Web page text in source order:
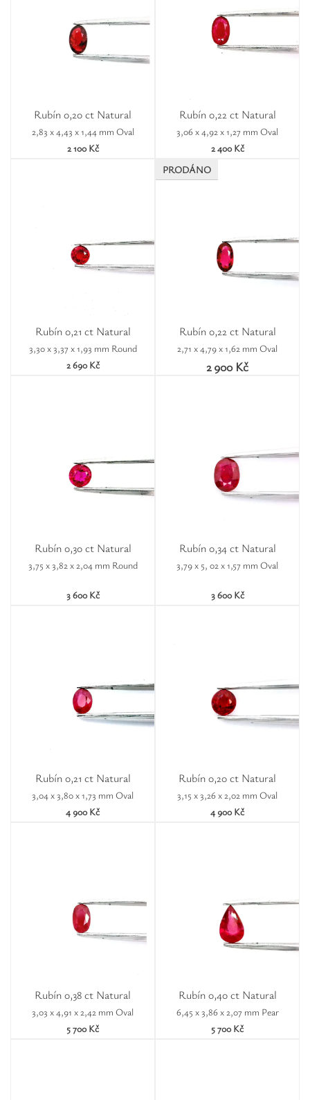
Rubín 0,20 ct Natural
2,83 x 4,43 x 1,44 mm Oval
2 100 Kč
Rubín 0,22 ct Natural
3,06 x 4,92 x 1,27 mm Oval
2 400 Kč
Rubín 0,21 ct Natural
3,30 x 3,37 x 1,93 mm Round
2 690 Kč
Rubín 0,22 ct Natural
2,71 x 4,79 x 1,62 mm Oval
PRODÁNO
2 900 Kč
Rubín 0,30 ct Natural
3,75 x 3,82 x 2,04 mm Round
3 600 Kč
Rubín 0,34 ct Natural
3,79 x 5, 02 x 1,57 mm Oval
3 600 Kč
Rubín 0,21 ct Natural
3,04 x 3,80 x 1,73 mm Oval
4 900 Kč
Rubín 0,20 ct Natural
3,15 x 3,26 x 2,02 mm Oval
4 900 Kč
Rubín 0,38 ct Natural
3,03 x 4,91 x 2,42 mm Oval
5 700 Kč
Rubín 0,40 ct Natural
6,45 x 3,86 x 2,07 mm Pear
5 700 Kč